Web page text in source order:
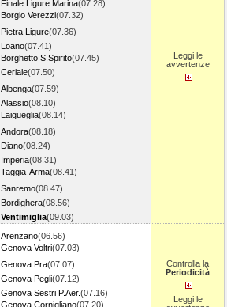
Finale Ligure Marina(07.28)
Borgio Verezzi(07.32)
Pietra Ligure(07.36)
Loano(07.41)
Borghetto S.Spirito(07.45)
Ceriale(07.50)
Albenga(07.59)
Alassio(08.10)
Laigueglia(08.14)
Andora(08.18)
Diano(08.24)
Imperia(08.31)
Taggia-Arma(08.41)
Sanremo(08.47)
Bordighera(08.56)
Ventimiglia(09.03)
Leggi le
avvertenze
Arenzano(06.56)
Genova Voltri(07.03)
Genova Pra(07.07)
Genova Pegli(07.12)
Genova Sestri P.Aer.(07.16)
Genova Cornigliano(07.20)
Controlla la
Periodicità
Leggi le